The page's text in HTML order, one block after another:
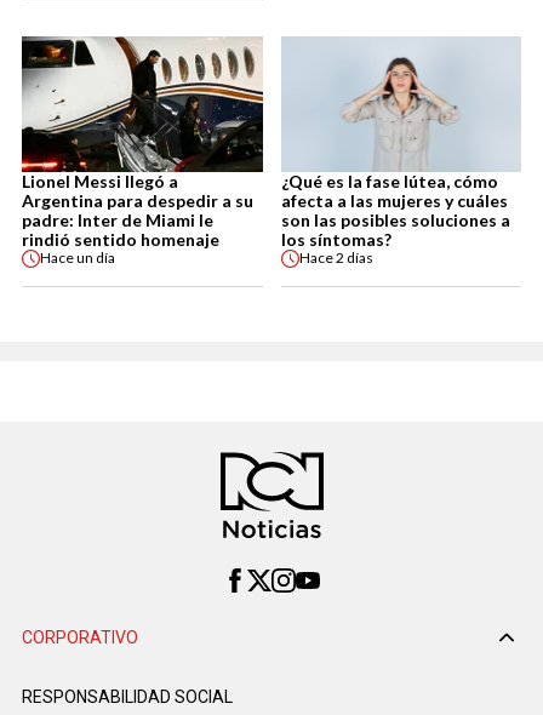
Lionel Messi llegó a
Argentina para despedir a su
padre: Inter de Miami le
rindió sentido homenaje
Haceun día
¿Qué es la fase lútea, cómo
afecta a las mujeres y cuáles
son las posibles soluciones a
los síntomas?
Hace2 días
CORPORATIVO
RESPONSABILIDAD SOCIAL